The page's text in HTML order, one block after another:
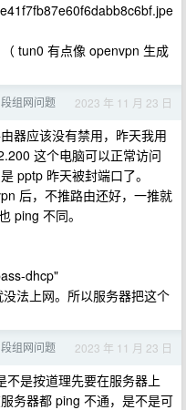
tun0 有点像 openvpn 生成
组网问题 2023 年 11 月 23 日
器应该没有禁用，昨天我用
这个电脑可以正常访问
pptp 昨天被封端口了。
后，不推路由还好，一推就
ping 不同。
dhcp"
法上网。所以服务器把这个
组网问题 2023 年 11 月 23 日
不是按道理先要在服务器上
务器都 ping 不通，是不是可